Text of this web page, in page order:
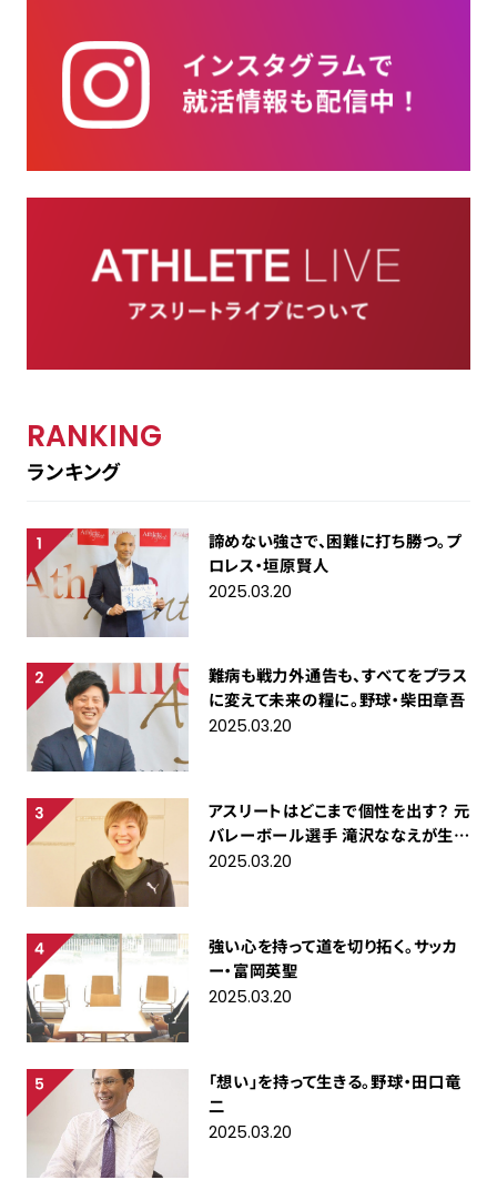
RANKING
ランキング
諦めない強さで、困難に打ち勝つ。プ
ロレス・垣原賢人
2025.03.20
難病も戦力外通告も、すべてをプラス
に変えて未来の糧に。野球・柴田章吾
2025.03.20
アスリートはどこまで個性を出す？ 元
バレーボール選手 滝沢ななえが生き
る「自分らしさ」
2025.03.20
強い心を持って道を切り拓く。サッカ
ー・富岡英聖
2025.03.20
「想い」を持って生きる。野球・田口竜
二
2025.03.20